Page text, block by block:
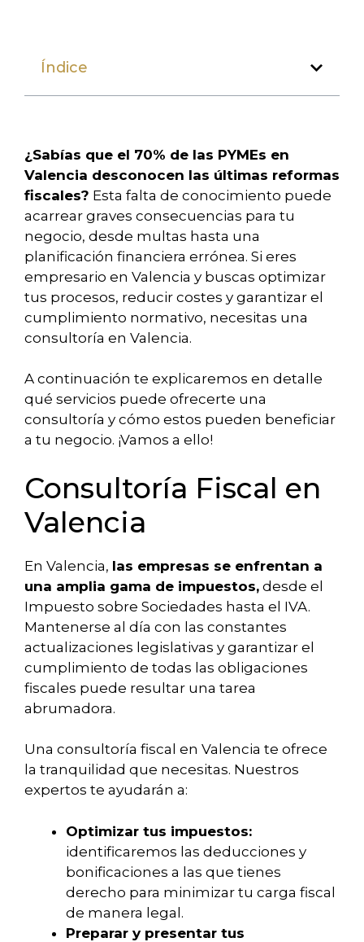
Índice
¿Sabías que el 70% de las PYMEs en
Valencia desconocen las últimas reformas
fiscales? Esta falta de conocimiento puede
acarrear graves consecuencias para tu
negocio, desde multas hasta una
planificación financiera errónea. Si eres
empresario en Valencia y buscas optimizar
tus procesos, reducir costes y garantizar el
cumplimiento normativo, necesitas una
consultoría en Valencia.
A continuación te explicaremos en detalle
qué servicios puede ofrecerte una
consultoría y cómo estos pueden beneficiar
a tu negocio. ¡Vamos a ello!
Consultoría Fiscal en
Valencia
En Valencia, las empresas se enfrentan a
una amplia gama de impuestos, desde el
Impuesto sobre Sociedades hasta el IVA.
Mantenerse al día con las constantes
actualizaciones legislativas y garantizar el
cumplimiento de todas las obligaciones
fiscales puede resultar una tarea
abrumadora.
Una consultoría fiscal en Valencia te ofrece
la tranquilidad que necesitas. Nuestros
expertos te ayudarán a:
Optimizar tus impuestos:
identificaremos las deducciones y
bonificaciones a las que tienes
derecho para minimizar tu carga fiscal
de manera legal.
Preparar y presentar tus